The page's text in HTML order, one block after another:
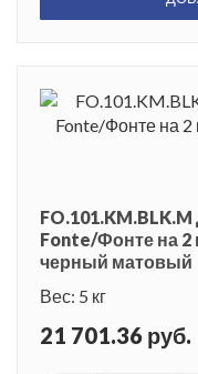
Fonte/Фонте на 2
черный матовый
Вес: 5 кг
21 701.36 руб.